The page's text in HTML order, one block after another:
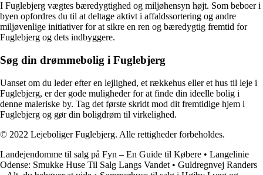
I Fuglebjerg vægtes bæredygtighed og miljøhensyn højt. Som beboer i
byen opfordres du til at deltage aktivt i affaldssortering og andre
miljøvenlige initiativer for at sikre en ren og bæredygtig fremtid for
Fuglebjerg og dets indbyggere.
Søg din drømmebolig i Fuglebjerg
Uanset om du leder efter en lejlighed, et rækkehus eller et hus til leje i
Fuglebjerg, er der gode muligheder for at finde din ideelle bolig i
denne maleriske by. Tag det første skridt mod dit fremtidige hjem i
Fuglebjerg og gør din boligdrøm til virkelighed.
© 2022 Lejeboliger Fuglebjerg. Alle rettigheder forbeholdes.
Landejendomme til salg på Fyn – En Guide til Købere • Langelinie
Odense: Smukke Huse Til Salg Langs Vandet • Guldregnvej Randers